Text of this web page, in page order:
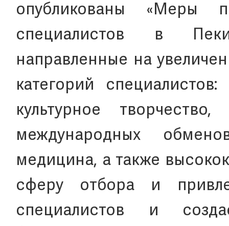
опубликованы «Меры
специалистов в
направленные на
категорий
культурное
международных
медицина, а также
сферу отбора и
специалистов и